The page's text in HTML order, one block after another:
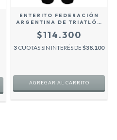
ENTERITO FEDERACIÓN
ARGENTINA DE TRIATLÓN
PERSONALIZADO CON
$114.300
3 CUOTAS SIN INTERÉS DE $38.100
AGREGAR AL CARRITO